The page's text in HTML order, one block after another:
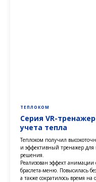
ТЕПЛОКОМ
Серия VR-
учета тепла
Теплоком получил
и эффективный тренажер
решения.
Реализован эффект анимации
браслета-меню. Повысилась
а также сократилось время на